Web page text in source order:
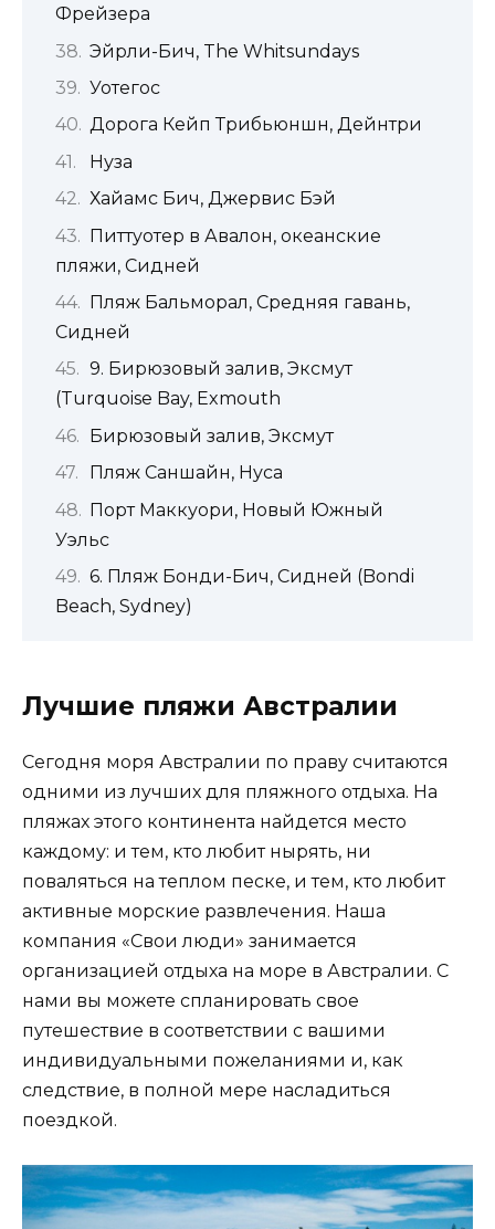
Фрейзера
Эйрли-Бич, The Whitsundays
Уотегос
Дорога Кейп Трибьюншн, Дейнтри
Нуза
Хайамс Бич, Джервис Бэй
Питтуотер в Авалон, океанские
пляжи, Сидней
Пляж Бальморал, Средняя гавань,
Сидней
9. Бирюзовый залив, Эксмут
(Turquoise Bay, Exmouth
Бирюзовый залив, Эксмут
Пляж Саншайн, Нуса
Порт Маккуори, Новый Южный
Уэльс
6. Пляж Бонди-Бич, Сидней (Bondi
Beach, Sydney)
Лучшие пляжи Австралии
Сегодня моря Австралии по праву считаются
одними из лучших для пляжного отдыха. На
пляжах этого континента найдется место
каждому: и тем, кто любит нырять, ни
поваляться на теплом песке, и тем, кто любит
активные морские развлечения. Наша
компания «Свои люди» занимается
организацией отдыха на море в Австралии. С
нами вы можете спланировать свое
путешествие в соответствии с вашими
индивидуальными пожеланиями и, как
следствие, в полной мере насладиться
поездкой.